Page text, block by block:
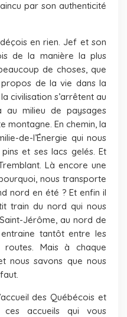
par son authenticité
en rien. Jef et son
de la manière la plus
de choses, que
de la vie dans la
civilisation s’arrêtent au
milieu de paysages
En chemin, la
de-l’Énergie qui nous
et ses lacs gelés. Et
Là encore une
nous transporte
nord en été ? Et enfin il
train du nord qui nous
Jérôme, au nord de
tantôt entre les
Mais à chaque
nous savons que nous
des Québécois et
ces accueils qui vous